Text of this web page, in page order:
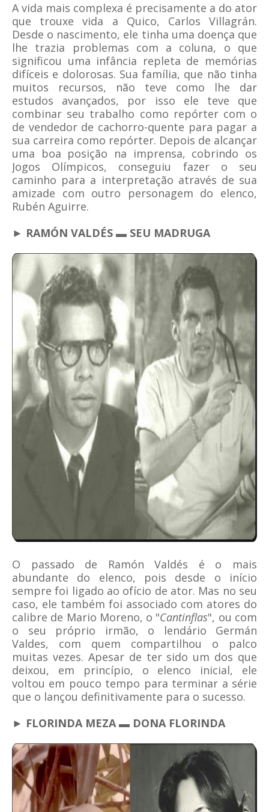
A vida mais complexa é precisamente a do ator
que trouxe vida a Quico, Carlos Villagrán.
Desde o nascimento, ele tinha uma doença que
lhe trazia problemas com a coluna, o que
significou uma infância repleta de memórias
difíceis e dolorosas. Sua família, que não tinha
muitos recursos, não teve como lhe dar
estudos avançados, por isso ele teve que
combinar seu trabalho como repórter com o
de vendedor de cachorro-quente para pagar a
sua carreira como repórter. Depois de alcançar
uma boa posição na imprensa, cobrindo os
Jogos Olímpicos, conseguiu fazer o seu
caminho para a interpretação através de sua
amizade com outro personagem do elenco,
Rubén Aguirre.
► RAMÓN VALDÉS ▬ SEU MADRUGA
O passado de Ramón Valdés é o mais
abundante do elenco, pois desde o início
sempre foi ligado ao ofício de ator. Mas no seu
caso, ele também foi associado com atores do
calibre de Mario Moreno, o "Cantinflas", ou com
o seu próprio irmão, o lendário Germán
Valdes, com quem compartilhou o palco
muitas vezes. Apesar de ter sido um dos que
deixou, em princípio, o elenco inicial, ele
voltou em pouco tempo para terminar a série
que o lançou definitivamente para o sucesso.
► FLORINDA MEZA ▬ DONA FLORINDA